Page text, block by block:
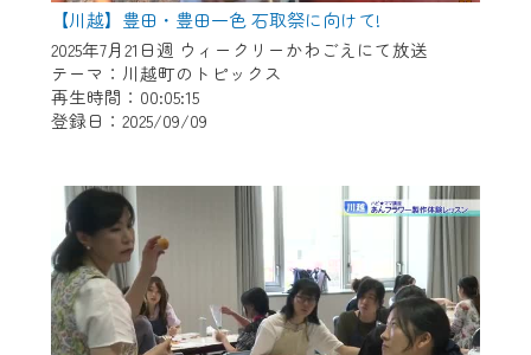
【川越】豊田・豊田一色 石取祭に向けて!
2025年7月21日週 ウィークリーかわごえにて放送
テーマ：川越町のトピックス
再生時間：00:05:15
登録日：2025/09/09
※マイページへのログインには、MyIDが必
要となります。
※MyIDとは、CCNet Web TVを含むCCNetの
各種サービスをご利用頂くためのIDです。
で設定できます。
（GmailやYahooなどのフリーメールアドレ
スでも作成可能です）
※マイページへのログイン・MyIDの新規登
録はこちらから